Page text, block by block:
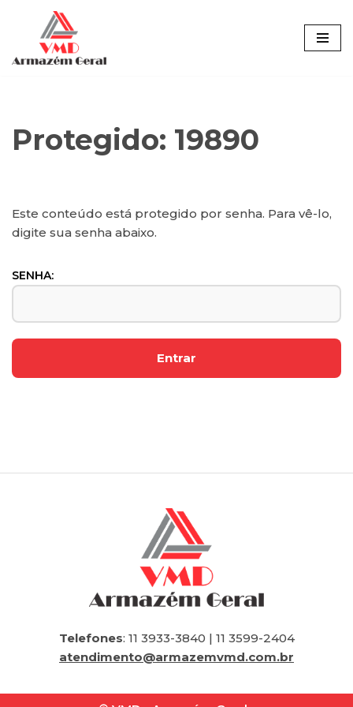
Pular
para
Protegido: 19890
Este conteúdo está protegido por senha. Para vê-lo,
digite sua senha abaixo.
SENHA:
Telefones: 11 3933-3840 | 11 3599-2404
atendimento@armazemvmd.com.br